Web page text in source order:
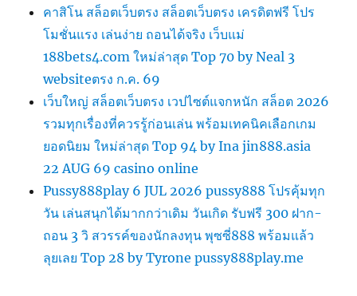
คาสิโน สล็อตเว็บตรง สล็อตเว็บตรง เครดิตฟรี โปร
โมชั่นแรง เล่นง่าย ถอนได้จริง เว็บแม่
188bets4.com ใหม่ล่าสุด Top 70 by Neal 3
websiteตรง ก.ค. 69
เว็บใหญ่ สล็อตเว็บตรง เวปไซต์แจกหนัก สล็อต 2026
รวมทุกเรื่องที่ควรรู้ก่อนเล่น พร้อมเทคนิคเลือกเกม
ยอดนิยม ใหม่ล่าสุด Top 94 by Ina jin888.asia
22 AUG 69 casino online
Pussy888play 6 JUL 2026 pussy888 โปรคุ้มทุก
วัน เล่นสนุกได้มากกว่าเดิม วันเกิด รับฟรี 300 ฝาก-
ถอน 3 วิ สวรรค์ของนักลงทุน พุซซี่888 พร้อมแล้ว
ลุยเลย Top 28 by Tyrone pussy888play.me